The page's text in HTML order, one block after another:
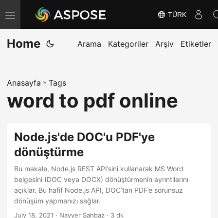
G
e
z
m
e
D
TÜRK
Home Arama Kategoriler Arşiv Etiketler
Anasayfa » Tags
word to pdf online
Node.js'de DOC'u PDF'ye
dönüştürme
Bu makale, Node.js REST API’sini kullanarak MS Word
belgesini (DOC veya DOCX) dönüştürmenin ayrıntılarını
açıklar. Bu hafif Node.js API, DOC’tan PDF’e sorunsuz
dönüşüm yapmanızı sağlar.
July 18, 2021 · Nayyer Şahbaz · 3 dk